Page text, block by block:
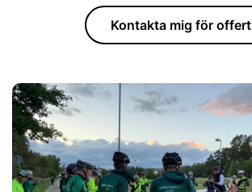
Kontakta mig för offert